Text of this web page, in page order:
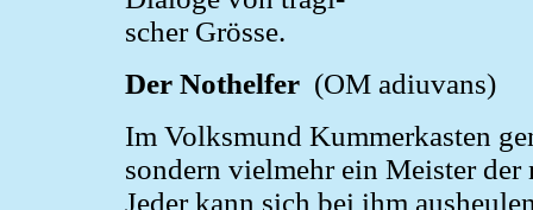
scher Grösse.
Der Nothelfer (OM adiuvans)
Im Volksmund Kummerkasten
sondern vielmehr ein Meister
Jeder kann sich bei ihm